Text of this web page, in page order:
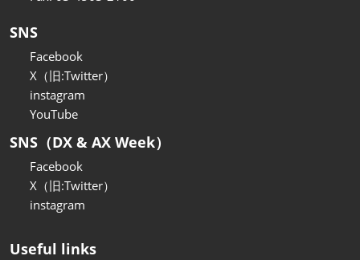
SNS
Facebook
X（旧:Twitter）
instagram
YouTube
SNS（DX & AX Week）
Facebook
X（旧:Twitter）
instagram
Useful links